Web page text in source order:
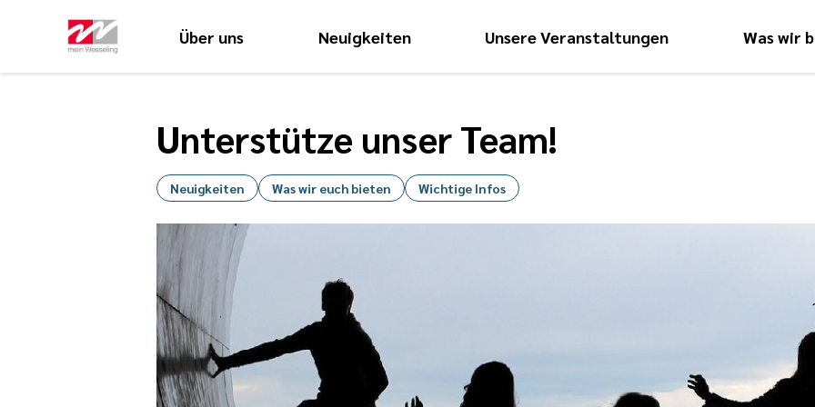
Über uns Neuigkeiten Unsere Veranstaltungen Was wir
Unterstütze unser Team!
Neuigkeiten Was wir euch bieten Wichtige Infos